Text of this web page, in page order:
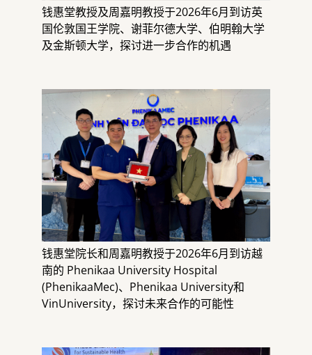
钱惠堂教授及周嘉明教授于2026年6月到访英
国伦敦国王学院、谢菲尔德大学、伯明翰大学
及金斯顿大学，探讨进一步合作的机遇
钱惠堂院长和周嘉明教授于2026年6月到访越
南的 Phenikaa University Hospital
(PhenikaaMec)、Phenikaa University和
VinUniversity，探讨未来合作的可能性